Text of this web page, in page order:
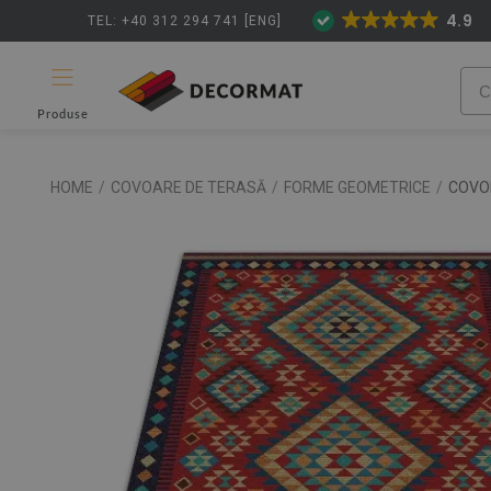
TEL: +40 312 294 741 [ENG] 4.9
Produse
HOME / COVOARE DE TERASĂ / FORME GEOMETRICE /